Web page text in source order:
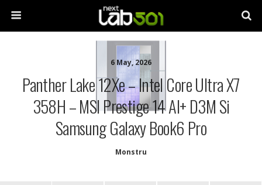
6 May, 2026
Panther Lake 12Xe – Intel Core Ultra X7
358H – MSI Prestige 14 AI+ D3M Si
Samsung Galaxy Book6 Pro
Monstru